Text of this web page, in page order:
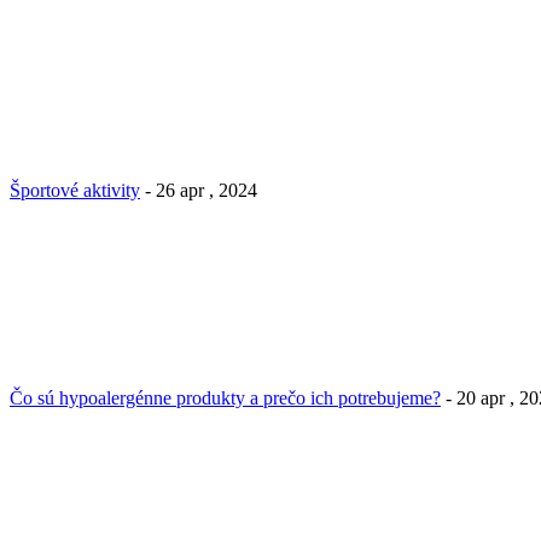
Športové aktivity - 26 apr , 2024
Čo sú hypoalergénne produkty a prečo ich potrebujeme? - 20 apr ,